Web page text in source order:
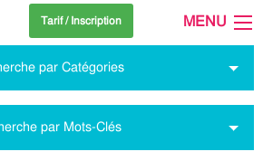
Tarif / Inscription MENU
par Catégories
par Mots-Clés